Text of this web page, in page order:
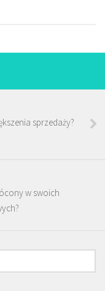
sprzedaży?
w swoich